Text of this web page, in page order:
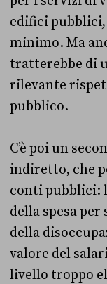
edifici
minimo. Ma
tratterebbe di
rilevante
pubblico.
C’è poi un
indiretto, che
conti pubblici:
della spesa
della
valore del
livello troppo